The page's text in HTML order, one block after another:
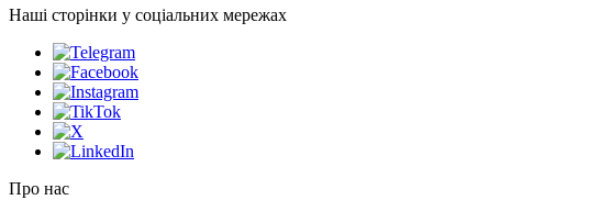
Наші сторінки у соціальних мережах
Про нас